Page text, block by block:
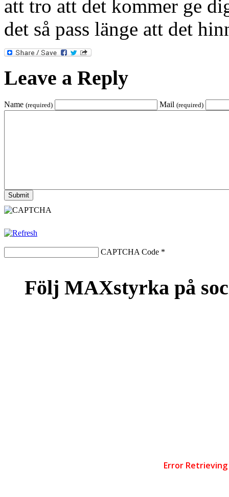
att tro att det kommer ge
det så pass länge att det
Leave a Reply
Name (required) Mail (required)
CAPTCHA Code *
Följ MAXstyrka på